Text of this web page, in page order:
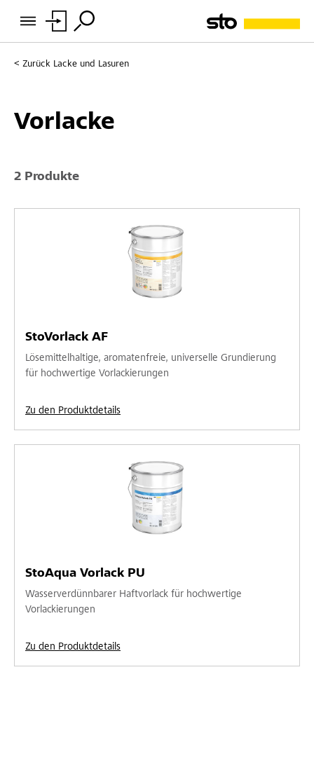
Zurück Lacke und Lasuren
Vorlacke
2 Produkte
StoVorlack AF
Lösemittelhaltige, aromatenfreie, universelle Grundierung
für hochwertige Vorlackierungen
Zu den Produktdetails
StoAqua Vorlack PU
Wasserverdünnbarer Haftvorlack für hochwertige
Vorlackierungen
Zu den Produktdetails